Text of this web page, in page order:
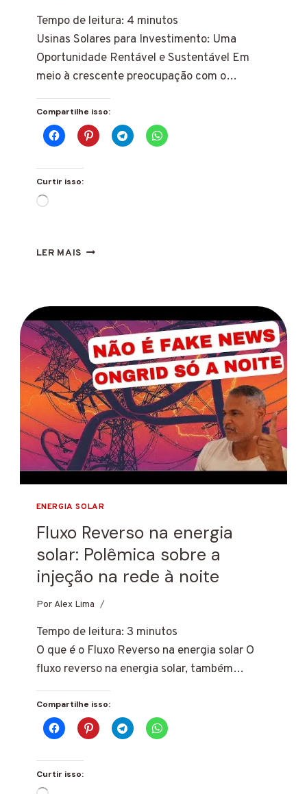
Tempo de leitura: 4 minutos
Usinas Solares para Investimento: Uma
Oportunidade Rentável e Sustentável Em
meio à crescente preocupação com o…
Compartilhe isso:
Curtir isso:
Carregando...
LER MAIS USINAS
POR
QUE
INVESTIR
EM
USINAS
SOLARES
ENERGIA SOLAR
Fluxo Reverso na energia
solar: Polêmica sobre a
injeção na rede à noite
PorAlex Lima
24 de fevereiro de 2025
Tempo de leitura: 3 minutos
O que é o Fluxo Reverso na energia solar O
fluxo reverso na energia solar, também…
Compartilhe isso:
Curtir isso: